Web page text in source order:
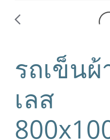
รถเข็น
เลส